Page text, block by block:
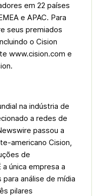
em 22 países
e APAC. Para
seus premiados
o Cision
www.cision.com e
na indústria de
a redes de
passou a
americano Cision,
de
única empresa a
análise de mídia
pilares